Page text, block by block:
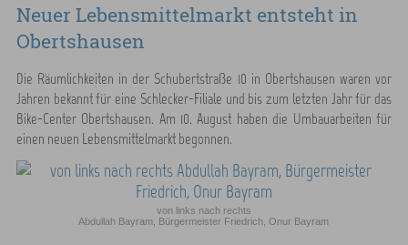
Neuer Lebensmittelmarkt entsteht in
Obertshausen
Die Räumlichkeiten in der Schubertstraße 10 in Obertshausen waren vor
Jahren bekannt für eine Schlecker-Filiale und bis zum letzten Jahr für das
Bike-Center Obertshausen. Am 10. August haben die Umbauarbeiten für
einen neuen Lebensmittelmarkt begonnen.
von links nach rechts
Abdullah Bayram, Bürgermeister Friedrich, Onur Bayram